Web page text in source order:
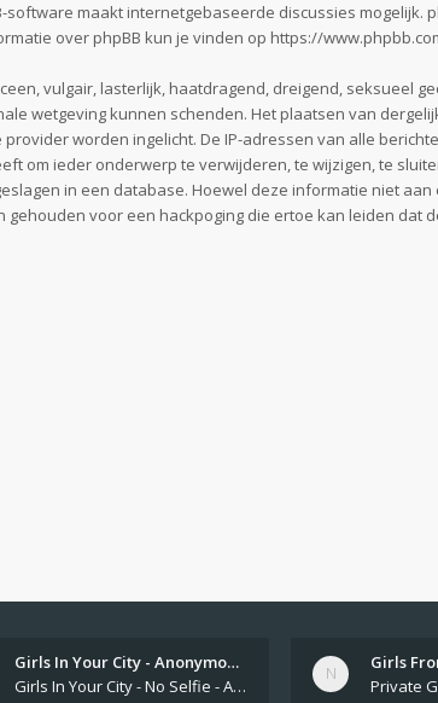
software maakt internetgebaseerde discussies
over phpBB kun je vinden op https://
vulgair, lasterlijk, haatdragend, dreigend, seksueel
wetgeving kunnen schenden. Het plaatsen van
worden ingelicht. De IP-adressen van alle
om ieder onderwerp te verwijderen, te wijzigen, te
in een database. Hoewel deze informatie niet
voor een hackpoging die ertoe kan leiden dat
Girls In Your City - Anonymou…
Girls In Your City - No Selfie - Anonymous Sex Dating https://SecretPrivat.com Womens In Your Town - Anonymous S